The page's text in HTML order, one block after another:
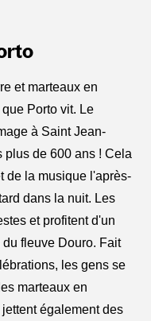
et marteaux en
Porto vit. Le
à Saint Jean-
plus de 600 ans ! Cela
de la musique l'après-
dans la nuit. Les
et profitent d'un
fleuve Douro. Fait
les gens se
marteaux en
également des